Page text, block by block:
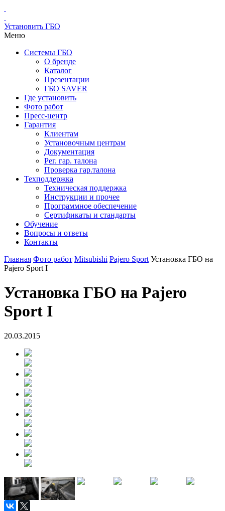
Установить ГБО
Меню
Системы ГБО
О бренде
Каталог
Презентации
ГБО SAVER
Где установить
Фото работ
Пресс-центр
Гарантия
Клиентам
Установочным центрам
Документация
Рег. гар. талона
Проверка гар.талона
Техподдержка
Техническая поддержка
Инструкции и прочее
Программное обеспечение
Сертификаты и стандарты
Обучение
Вопросы и ответы
Контакты
Главная Фото работ Mitsubishi Pajero Sport Установка ГБО на
Pajero Sport I
Установка ГБО на Pajero
Sport I
20.03.2015